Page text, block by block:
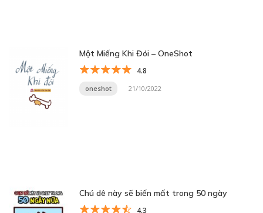
Một Miếng Khi Đói – OneShot
4.8
oneshot 21/10/2022
Chú dê này sẽ biến mất trong 50 ngày
4.3